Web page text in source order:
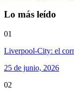
Lo más leído
01
Liverpool-City: el
25 de junio, 2026
02